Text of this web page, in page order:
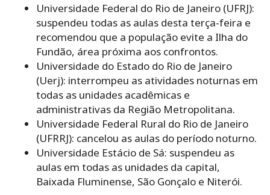
Universidade Federal do Rio de Janeiro (UFRJ):
suspendeu todas as aulas desta terça-feira e
recomendou que a população evite a Ilha do
Fundão, área próxima aos confrontos.
Universidade do Estado do Rio de Janeiro
(Uerj): interrompeu as atividades noturnas em
todas as unidades acadêmicas e
administrativas da Região Metropolitana.
Universidade Federal Rural do Rio de Janeiro
(UFRRJ): cancelou as aulas do período noturno.
Universidade Estácio de Sá: suspendeu as
aulas em todas as unidades da capital,
Baixada Fluminense, São Gonçalo e Niterói.